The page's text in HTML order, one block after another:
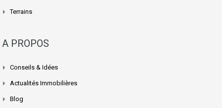
Terrains
A PROPOS
Conseils & Idées
Actualités Immobilières
Blog